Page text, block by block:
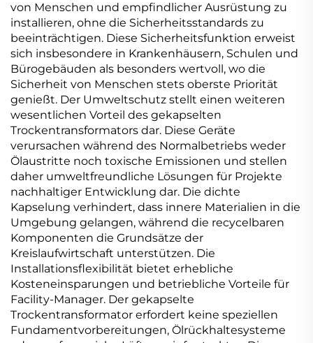
von Menschen und empfindlicher Ausrüstung zu
installieren, ohne die Sicherheitsstandards zu
beeinträchtigen. Diese Sicherheitsfunktion erweist
sich insbesondere in Krankenhäusern, Schulen und
Bürogebäuden als besonders wertvoll, wo die
Sicherheit von Menschen stets oberste Priorität
genießt. Der Umweltschutz stellt einen weiteren
wesentlichen Vorteil des gekapselten
Trockentransformators dar. Diese Geräte
verursachen während des Normalbetriebs weder
Ölaustritte noch toxische Emissionen und stellen
daher umweltfreundliche Lösungen für Projekte
nachhaltiger Entwicklung dar. Die dichte
Kapselung verhindert, dass innere Materialien in die
Umgebung gelangen, während die recycelbaren
Komponenten die Grundsätze der
Kreislaufwirtschaft unterstützen. Die
Installationsflexibilität bietet erhebliche
Kosteneinsparungen und betriebliche Vorteile für
Facility-Manager. Der gekapselte
Trockentransformator erfordert keine speziellen
Fundamentvorbereitungen, Ölrückhaltesysteme